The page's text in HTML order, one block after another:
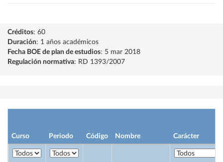
Créditos: 60
Duración: 1 años académicos
Fecha BOE de plan de estudios: 5 mar 2018
Regulación normativa: RD 1393/2007
Curso Periodo Código Nombre Carácter